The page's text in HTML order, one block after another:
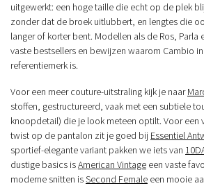
uitgewerkt: een hoge taille die echt op de plek
zonder dat de broek uitlubbert, en lengtes die
langer of korter bent. Modellen als de Ros, Parla
vaste bestsellers en bewijzen waarom Cambio
referentiemerk is.
Voor een meer couture-uitstraling kijk je naar
stoffen, gestructureerd, vaak met een subtiele
knoopdetail) die je look meteen optilt. Voor een
twist op de pantalon zit je goed bij Essentiel
sportief-elegante variant pakken we iets van
dustige basics isAmerican Vintage een vaste
moderne snitten isSecond Female een mooie